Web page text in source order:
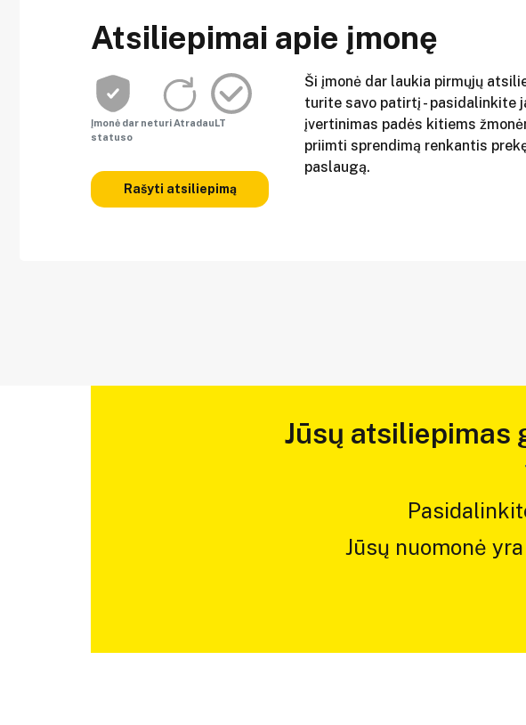
Atsiliepimai apie įmonę
Įmonė dar neturi AtradauLT
statuso
Rašyti atsiliepimą
Ši įmonė dar laukia pirmųjų
turite savo patirtį - pasidalinkite
įvertinimas padės kitiems
priimti sprendimą renkantis
paslaugą.
Jūsų atsiliepimas
Jūsų nuomonė